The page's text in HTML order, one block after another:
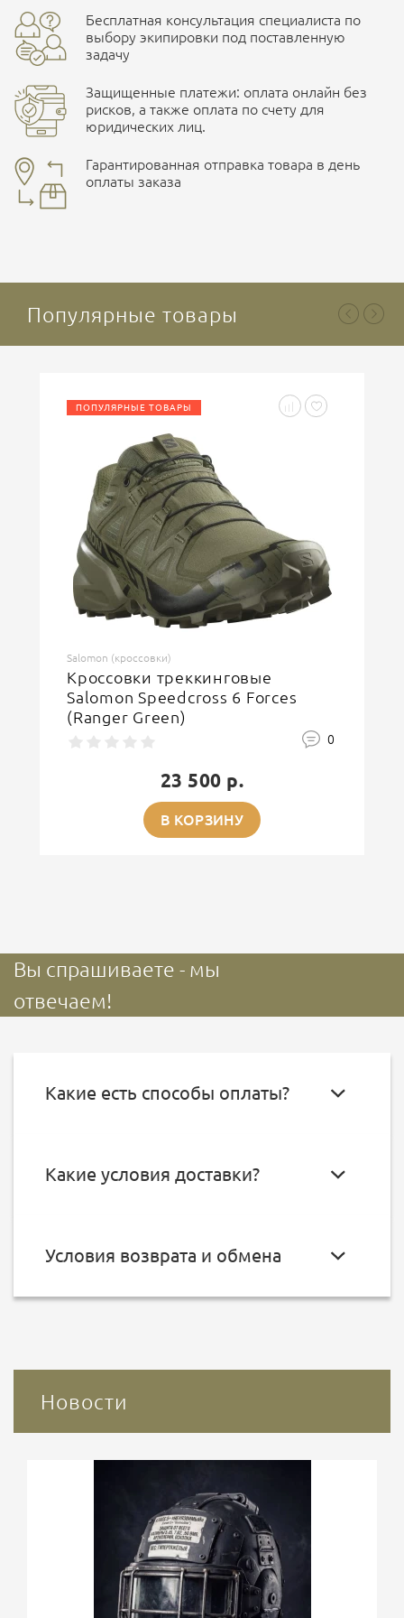
Наличные при самовывозе
подготовки счета.
Характеристики одежды
Цвет
ОСТАВИТЬ ОТЗЫВ
ПОДРОБНЕЕ О СКЛАДЕ
Бесплатная консультация специалиста по
выбору экипировки под поставленную
задачу
Защищенные платежи: оплата онлайн без
рисков, а также оплата по счету для
юридических лиц.
Гарантированная отправка товара в день
оплаты заказа
Популярные товары
ПОПУЛЯРНЫЕ ТОВАРЫ
Salomon (кроссовки)
Кроссовки треккинговые
Salomon Speedcross 6 Forces
(Ranger Green)
0
23 500 р.
В КОРЗИНУ
Вы спрашиваете - мы
отвечаем!
Какие есть способы оплаты?
Какие условия доставки?
Условия возврата и обмена
Новости